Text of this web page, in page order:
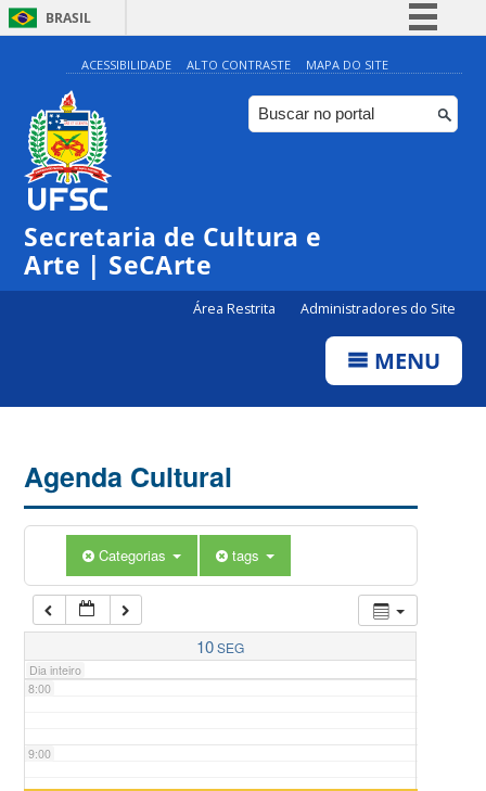
BRASIL
Simplifique!
Comunica BR
Participe
ACESSIBILIDADE ALTO CONTRASTE MAPA DO SITE
Secretaria de Cultura e
Arte | SeCArte
Área Restrita Administradores do Site
MENU
Agenda Cultural
Categorias tags
10SEG
Dia inteiro
0:00
1:00
5:00
7:00
8:00
9:00